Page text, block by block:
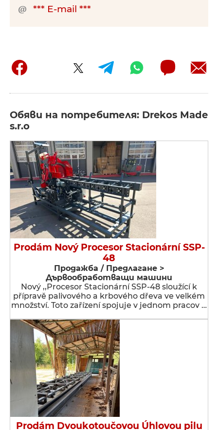
*** E-mail ***
Обяви на потребителя: Drekos Made
s.r.o
Prodám Nový Procesor Stacionární SSP-
48
Продажба / Предлагане >
Дървообработващи машини
Nový ,,Procesor Stacionární SSP-48 sloužící k
přípravě palivového a krbového dřeva ve velkém
množství. Toto zařízení spojuje v jednom pracov …
Prodám Dvoukotoučovou Úhlovou pilu